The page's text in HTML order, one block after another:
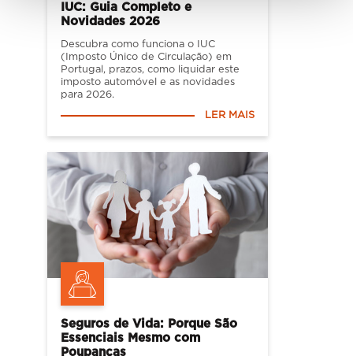
IUC: Guia Completo e
Novidades 2026
Descubra como funciona o IUC
(Imposto Único de Circulação) em
Portugal, prazos, como liquidar este
imposto automóvel e as novidades
para 2026.
LER MAIS
Seguros de Vida: Porque São
Essenciais Mesmo com
Poupanças